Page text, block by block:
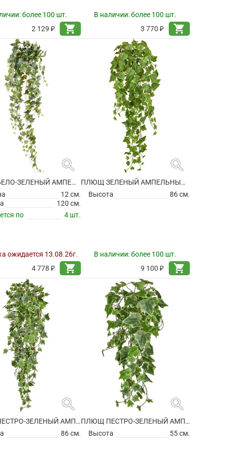
более 100 шт.
2 129 ₽
shopping_cart
В наличии:более 100 шт.
3 770 ₽
shopping_cart
search
ПЛЮЩ БЕЛО-ЗЕЛЕНЫЙ АМПЕЛЬНЫЙ ИСКУССТВЕННЫЙ
12 см.
120 см.
по
4 шт.
ожидается 13.08.26г.
4 778 ₽
shopping_cart
search
ПЛЮЩ ЗЕЛЕНЫЙ АМПЕЛЬНЫЙ ИСКУССТВЕННЫЙ
Высота
86 см.
В наличии:более 100 шт.
9 100 ₽
shopping_cart
search
ПЛЮЩ ПЕСТРО-ЗЕЛЕНЫЙ АМПЕЛЬНЫЙ ИСКУССТВЕННЫЙ
86 см.
search
ПЛЮЩ ПЕСТРО-ЗЕЛЕНЫЙ АМПЕЛЬНЫЙ ИСКУССТВЕННЫЙ
Высота
55 см.